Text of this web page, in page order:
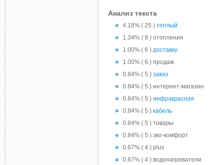
Анализ текста
4.18% ( 25 ) теплый
1.34% ( 8 ) отопления
1.00% ( 6 ) доставку
1.00% ( 6 ) продаж
0.84% ( 5 ) заказ
0.84% ( 5 ) интернет-магазин
0.84% ( 5 ) инфракрасная
0.84% ( 5 ) кабель
0.84% ( 5 ) товары
0.84% ( 5 ) эко-комфорт
0.67% ( 4 ) plus
0.67% ( 4 ) водонагреватели